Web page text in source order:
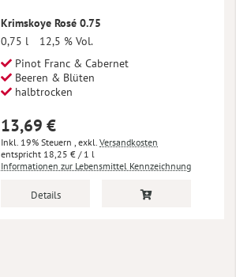
Krimskoye Rosé 0.75
0,75 l
12,5 % Vol.
Pinot Franc & Cabernet
Beeren & Blüten
halbtrocken
13,69 €
Inkl. 19% Steuern , exkl. Versandkosten
18,25 € / 1 l
Informationen zur Lebensmittel Kennzeichnung
Details